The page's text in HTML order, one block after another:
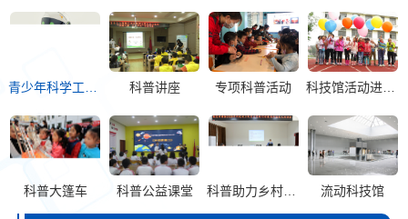
科普讲座 专项科普活动 科技馆活动进校园
科普大篷车 科普公益课堂 科普助力乡村振兴 流动科技馆